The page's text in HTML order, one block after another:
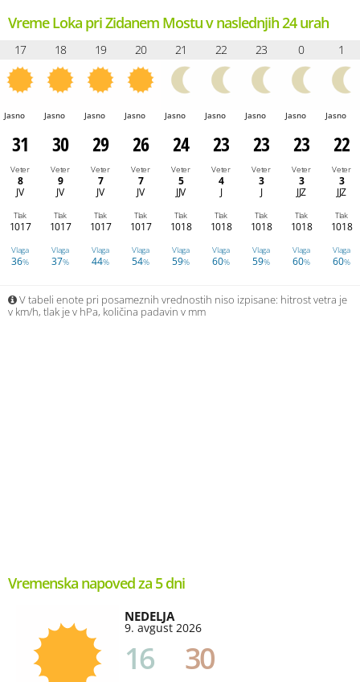
Vreme Loka pri Zidanem Mostu v naslednjih 24 urah
17 18 19 20 21 22 23 0 1
Jasno Jasno Jasno Jasno Jasno Jasno Jasno Jasno Jasno
31 30 29 26 24 23 23 23 22
Veter
8
JV
Veter
9
JV
Veter
7
JV
Veter
7
JV
Veter
5
JJV
Veter
4
J
Veter
3
J
Veter
3
JJZ
Veter
3
JJZ
Tlak
1017
Tlak
1017
Tlak
1017
Tlak
1017
Tlak
1018
Tlak
1018
Tlak
1018
Tlak
1018
Tlak
1018
Vlaga
36%
Vlaga
37%
Vlaga
44%
Vlaga
54%
Vlaga
59%
Vlaga
60%
Vlaga
59%
Vlaga
60%
Vlaga
60%
V tabeli enote pri posameznih vrednostih niso izpisane: hitrost vetra je
v km/h, tlak je v hPa, količina padavin v mm
Vremenska napoved za 5 dni
NEDELJA
9. avgust 2026
16 30